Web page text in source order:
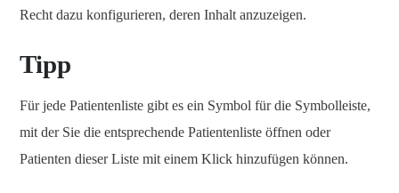
Recht dazu konfigurieren, deren Inhalt anzuzeigen.
Tipp
Für jede Patientenliste gibt es ein Symbol für die Symbolleiste,
mit der Sie die entsprechende Patientenliste öffnen oder
Patienten dieser Liste mit einem Klick hinzufügen können.